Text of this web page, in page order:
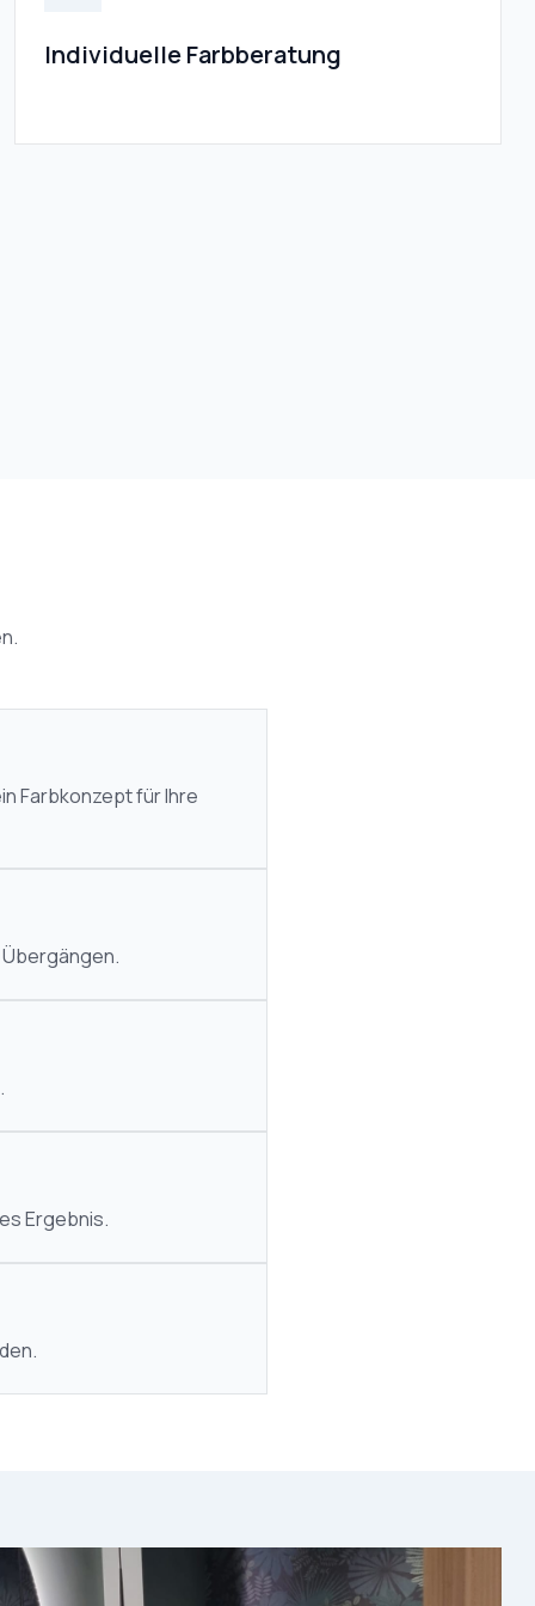
Individuelle Farbberatung
Farbkonzept für Ihre
Ergebnis.